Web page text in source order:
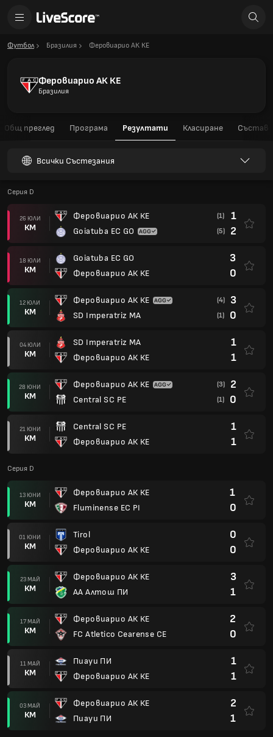
Футбол Бразилия Феровиарио АК КЕ
Феровиарио АК КЕ
Бразилия
Общ преглед Програма Резултати Класиране Състав
Всички Състезания
Серия D
26 ЮЛИ
КМ
Феровиарио АК КЕ
Goiatuba EC GO
(1) 1
(5) 2
18 ЮЛИ
КМ
Goiatuba EC GO
Феровиарио АК КЕ
3
0
12 ЮЛИ
КМ
Феровиарио АК КЕ
SD Imperatriz MA
(4) 3
(1) 0
04 ЮЛИ
КМ
SD Imperatriz MA
Феровиарио АК КЕ
1
1
28 ЮНИ
КМ
Феровиарио АК КЕ
Central SC PE
(3) 2
(1) 0
21 ЮНИ
КМ
Central SC PE
Феровиарио АК КЕ
1
1
Серия D
13 ЮНИ
КМ
Феровиарио АК КЕ
Fluminense EC PI
1
0
01 ЮНИ
КМ
Tirol
Феровиарио АК КЕ
0
0
23 МАЙ
КМ
Феровиарио АК КЕ
АА Алтош ПИ
3
1
17 МАЙ
КМ
Феровиарио АК КЕ
FC Atletico Cearense CE
2
0
11 МАЙ
КМ
Пиауи ПИ
Феровиарио АК КЕ
1
1
03 МАЙ
КМ
Феровиарио АК КЕ
Пиауи ПИ
2
1